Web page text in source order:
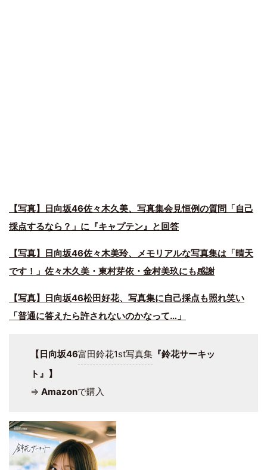
【写真】日向坂46佐々木久美、写真集会見恒例の質問「自己
採点するなら？」に『キャプテン』と回答
【写真】日向坂46佐々木美玲、メモリアルな写真集は「晴天
です！」佐々木久美・東村芽依・金村美玖にも感謝
【写真】日向坂46松田好花、写真集に自己採点も照れ笑い
「普通に答えたら許されないのかなって…」
【日向坂46富田鈴花1st写真集『鈴花サーキッ
ト』】
⇒ Amazonで購入